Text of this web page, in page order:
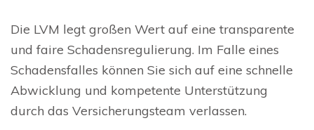
Die LVM legt großen Wert auf eine transparente
und faire Schadensregulierung. Im Falle eines
Schadensfalles können Sie sich auf eine schnelle
Abwicklung und kompetente Unterstützung
durch das Versicherungsteam verlassen.